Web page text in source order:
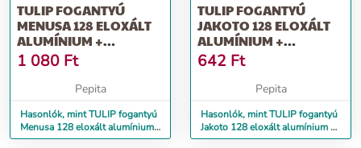
TULIP FOGANTYÚ
MENUSA 128 ELOXÁLT
ALUMÍNIUM +
CSAVAROK
1 080 Ft
Pepita
Hasonlók, mint TULIP fogantyú
Menusa 128 eloxált alumínium
+ csavarok
TULIP FOGANTYÚ
JAKOTO 128 ELOXÁLT
ALUMÍNIUM +
CSAVAROK
642 Ft
Pepita
Hasonlók, mint TULIP fogantyú
Jakoto 128 eloxált alumínium +
csavarok